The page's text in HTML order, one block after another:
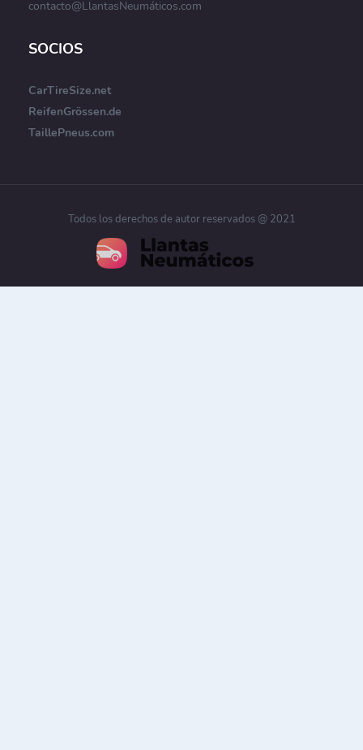
contacto@LlantasNeumáticos.com
SOCIOS
CarTireSize.net
ReifenGrössen.de
TaillePneus.com
Todos los derechos de autor reservados @ 2021